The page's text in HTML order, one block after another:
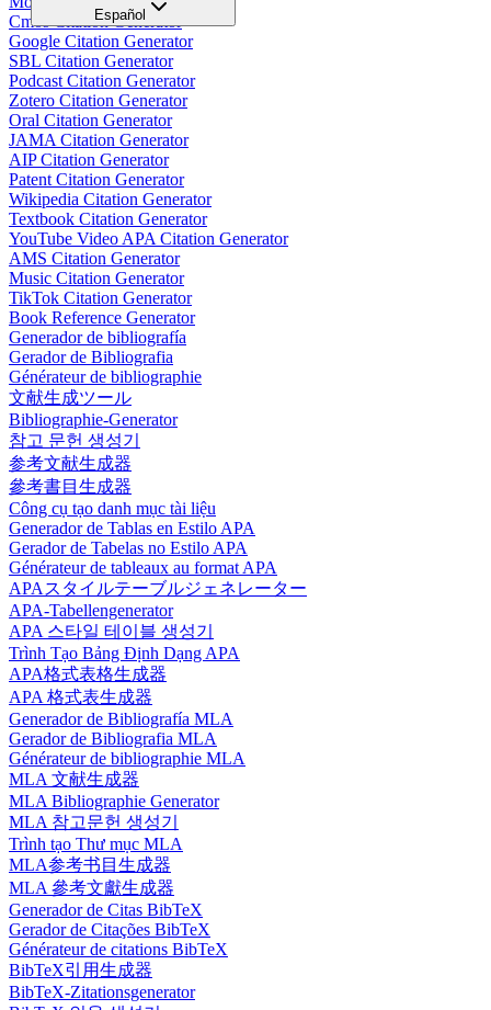
Cmos Citation Generator
Google Citation Generator
SBL Citation Generator
Podcast Citation Generator
Zotero Citation Generator
Oral Citation Generator
JAMA Citation Generator
AIP Citation Generator
Patent Citation Generator
Wikipedia Citation Generator
Textbook Citation Generator
YouTube Video APA Citation Generator
AMS Citation Generator
Music Citation Generator
TikTok Citation Generator
Book Reference Generator
Generador de bibliografía
Gerador de Bibliografia
Générateur de bibliographie
文献生成ツール
Bibliographie-Generator
참고 문헌 생성기
参考文献生成器
參考書目生成器
Công cụ tạo danh mục tài liệu
Generador de Tablas en Estilo APA
Gerador de Tabelas no Estilo APA
Générateur de tableaux au format APA
APAスタイルテーブルジェネレーター
APA-Tabellengenerator
APA 스타일 테이블 생성기
Trình Tạo Bảng Định Dạng APA
APA格式表格生成器
APA 格式表生成器
Generador de Bibliografía MLA
Gerador de Bibliografia MLA
Générateur de bibliographie MLA
MLA 文献生成器
MLA Bibliographie Generator
MLA 참고문헌 생성기
Trình tạo Thư mục MLA
MLA参考书目生成器
MLA 參考文獻生成器
Generador de Citas BibTeX
Gerador de Citações BibTeX
Générateur de citations BibTeX
BibTeX引用生成器
BibTeX-Zitationsgenerator
Español